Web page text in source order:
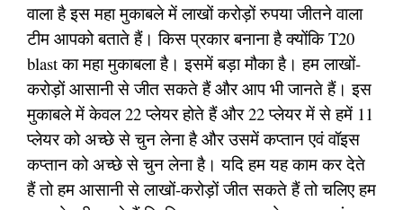
वाला है इस महा मुकाबले में लाखों करोड़ों रुपया जीतने वाला
टीम आपको बताते हैं। किस प्रकार बनाना है क्योंकि T20
blast का महा मुकाबला है। इसमें बड़ा मौका है। हम लाखों-
करोड़ों आसानी से जीत सकते हैं और आप भी जानते हैं। इस
मुकाबले में केवल 22 प्लेयर होते हैं और 22 प्लेयर में से हमें 11
प्लेयर को अच्छे से चुन लेना है और उसमें कप्तान एवं वॉइस
कप्तान को अच्छे से चुन लेना है। यदि हम यह काम कर देते
हैं तो हम आसानी से लाखों-करोड़ों जीत सकते हैं तो चलिए हम